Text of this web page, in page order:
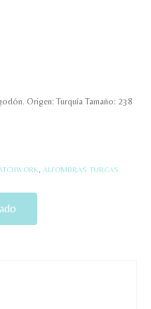
Origen: Turquía Tamaño: 238
ALFOMBRAS TURCAS